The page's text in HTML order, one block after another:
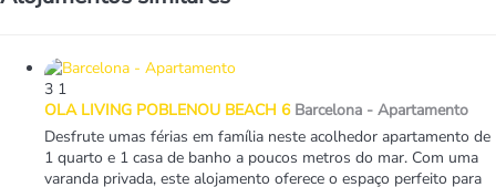
3 1
OLA LIVING POBLENOU BEACH 6 Barcelona - Apartamento
Desfrute umas férias em família neste acolhedor apartamento de
1 quarto e 1 casa de banho a poucos metros do mar. Com uma
varanda privada, este alojamento oferece o espaço perfeito para